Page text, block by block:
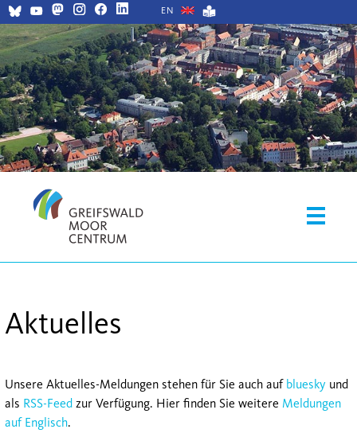
EN
Aktuelles
Unsere Aktuelles-Meldungen stehen für Sie auch auf bluesky und
als RSS-Feed zur Verfügung. Hier finden Sie weitere Meldungen
auf Englisch.